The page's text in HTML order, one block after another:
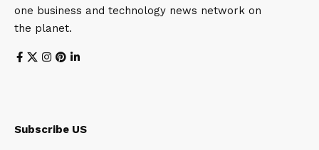
one business and technology news network on
the planet.
Subscribe US